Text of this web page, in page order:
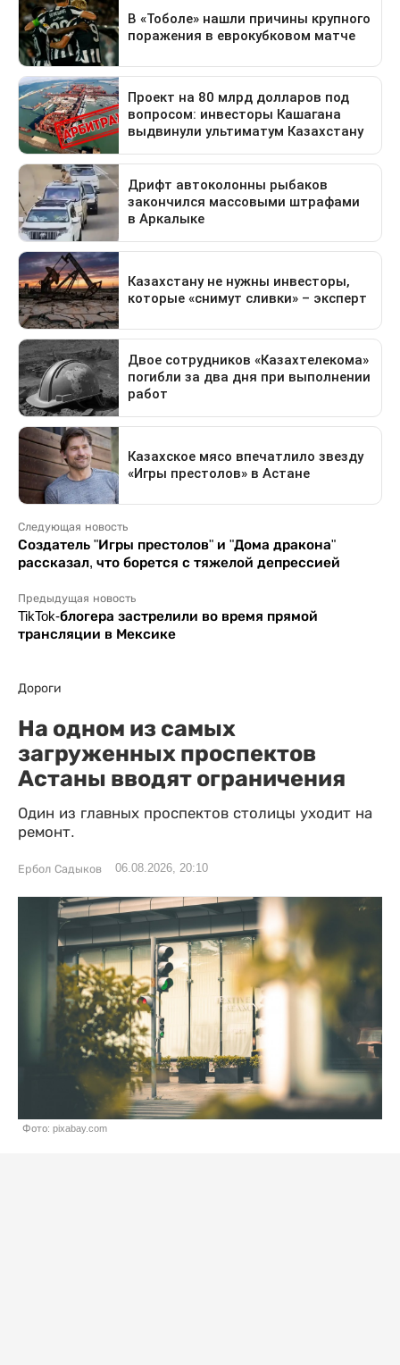
Следующая новость
Создатель "Игры престолов" и "Дома дракона"
рассказал, что борется с тяжелой депрессией
Предыдущая новость
TikTok-блогера застрелили во время прямой
трансляции в Мексике
Дороги
На одном из самых
загруженных проспектов
Астаны вводят ограничения
Один из главных проспектов столицы уходит на
ремонт.
Ербол Садыков 06.08.2026, 20:10
Фото: pixabay.com